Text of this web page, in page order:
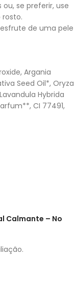
se preferir, use
de uma pele
Argania
Seed Oil*, Oryza
Hybrida
CI 77491,
Calmante – No